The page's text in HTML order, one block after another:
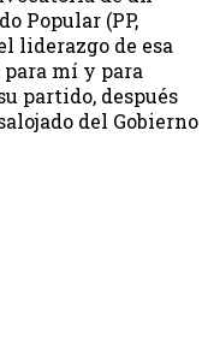
Popular (PP,
liderazgo de esa
para mí y para
partido, después
del Gobierno